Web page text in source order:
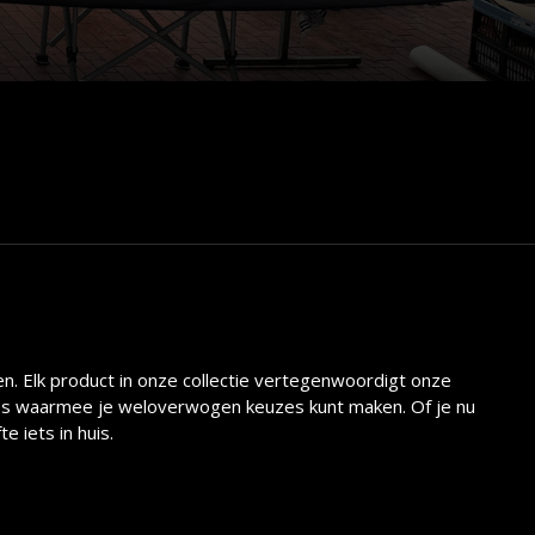
Elk product in onze collectie vertegenwoordigt onze
je weloverwogen keuzes kunt maken. Of je nu
iets in huis.